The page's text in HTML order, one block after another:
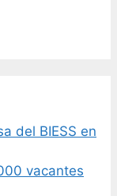
del BIESS en
vacantes